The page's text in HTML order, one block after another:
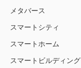
メタバース
スマートシティ
スマートホーム
スマートビルディング